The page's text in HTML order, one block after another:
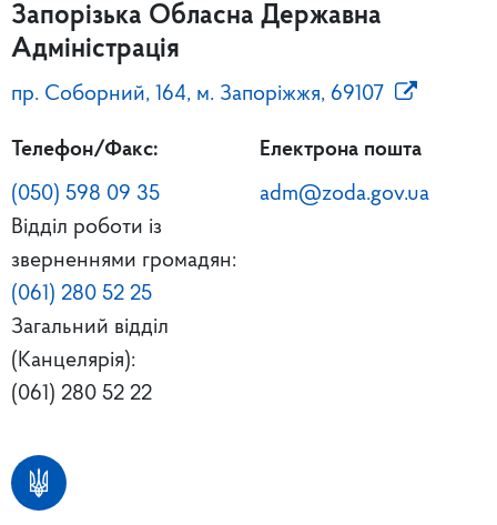
Запорізька Обласна Державна
Адміністрація
пр. Соборний, 164, м. Запоріжжя, 69107
Телефон/Факс:
(050) 598 09 35
Відділ роботи із
зверненнями громадян:
(061) 280 52 25
Загальний відділ
(Канцелярія):
(061) 280 52 22
Електрона пошта
adm@zoda.gov.ua